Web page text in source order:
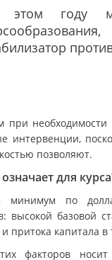
этом году
при
интервенции,
позволяют.
для
минимум по
высокой базовой
притока капитала
факторов